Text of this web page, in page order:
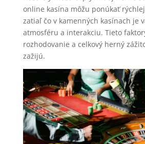
online kasína môžu ponúkať
zatiaľ čo v kamenných kasínach je
atmosféru a interakciu. Tieto
rozhodovanie a celkový herný
zažijú.